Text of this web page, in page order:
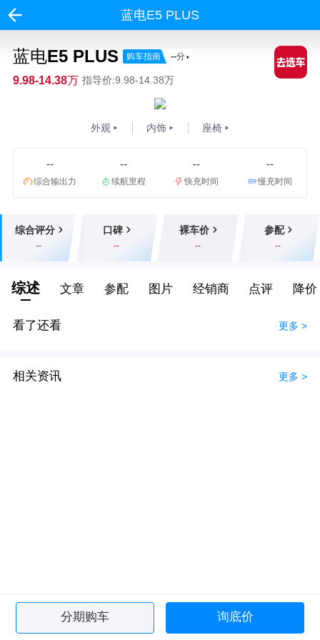
蓝电E5 PLUS
蓝电E5 PLUS 购车指南 --分
9.98-14.38万 指导价:9.98-14.38万
外观 内饰 座椅
--
综合输出力
--
续航里程
--
快充时间
--
慢充时间
综合评分
--
口碑
--
裸车价
--
参配
--
综述 文章 参配 图片 经销商 点评 降价
看了还看 更多 >
相关资讯 更多 >
分期购车 询底价